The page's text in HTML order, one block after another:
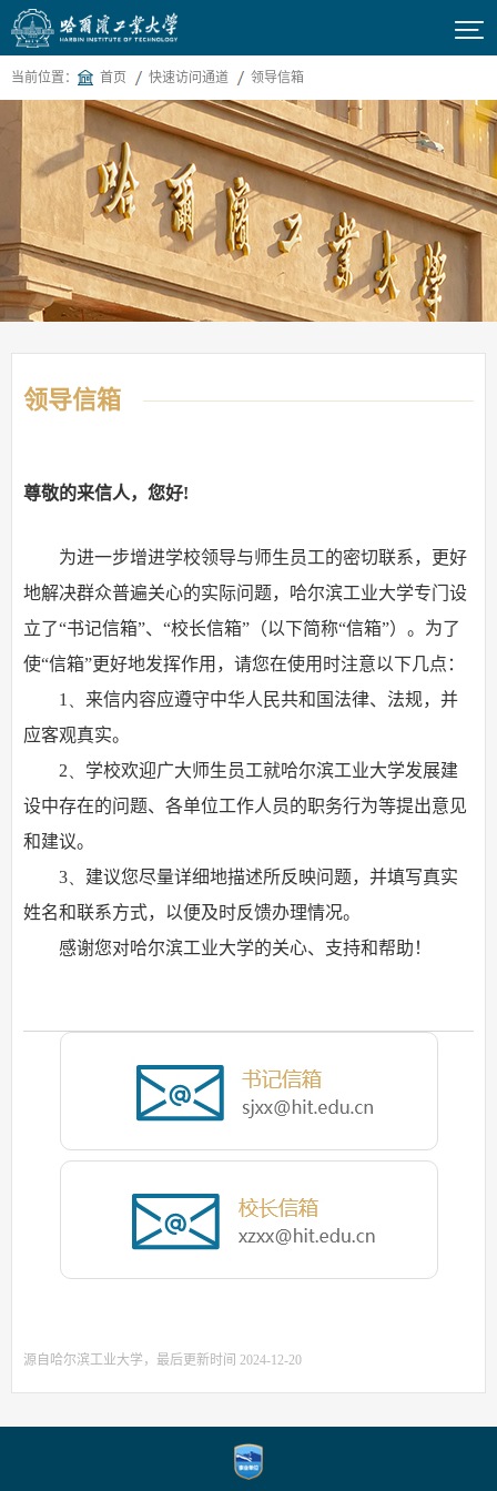

当前位置： 首页 快速访问通道 领导信箱
领导信箱
尊敬的来信人，您好!
为进一步增进学校领导与师生员工的密切联系，更好
地解决群众普遍关心的实际问题，哈尔滨工业大学专门设
立了“书记信箱”、“校长信箱”（以下简称“信箱”）。为了
使“信箱”更好地发挥作用，请您在使用时注意以下几点：
1、 来信内容应遵守中华人民共和国法律、法规，并
应客观真实。
2、 学校欢迎广大师生员工就哈尔滨工业大学发展建
设中存在的问题、各单位工作人员的职务行为等提出意见
和建议。
3、 建议您尽量详细地描述所反映问题，并填写真实
姓名和联系方式，以便及时反馈办理情况。
感谢您对哈尔滨工业大学的关心、支持和帮助！
源自哈尔滨工业大学，最后更新时间 2024-12-20